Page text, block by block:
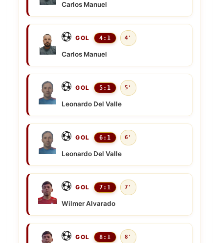
Carlos Manuel
GOL 4:1 4'
Carlos Manuel
GOL 5:1 5'
Leonardo Del Valle
GOL 6:1 6'
Leonardo Del Valle
GOL 7:1 7'
Wilmer Alvarado
GOL 8:1 8'